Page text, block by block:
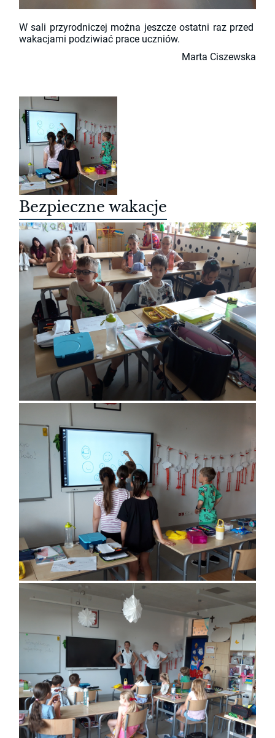
W sali przyrodniczej można jeszcze ostatni raz przed
wakacjami podziwiać prace uczniów.
Marta Ciszewska
Bezpieczne wakacje